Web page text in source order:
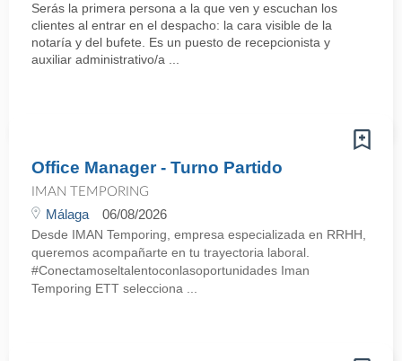
Serás la primera persona a la que ven y escuchan los
clientes al entrar en el despacho: la cara visible de la
notaría y del bufete. Es un puesto de recepcionista y
auxiliar administrativo/a ...
Office Manager - Turno Partido
IMAN TEMPORING
Málaga 06/08/2026
Desde IMAN Temporing, empresa especializada en RRHH,
queremos acompañarte en tu trayectoria laboral.
#Conectamoseltalentoconlasoportunidades Iman
Temporing ETT selecciona ...